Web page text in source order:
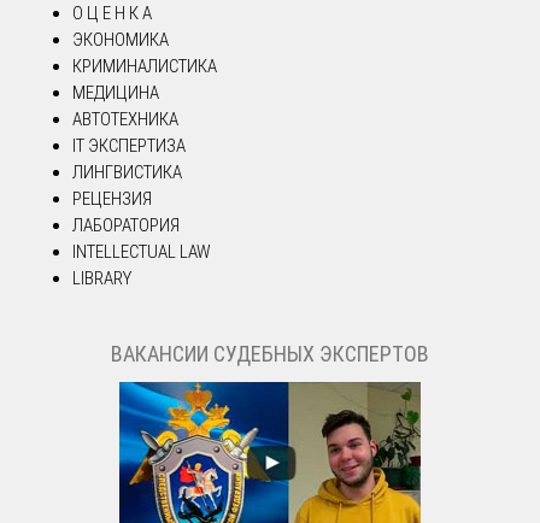
О Ц Е Н К А
ЭКОНОМИКА
КРИМИНАЛИСТИКА
МЕДИЦИНА
АВТОТЕХНИКА
IT ЭКСПЕРТИЗА
ЛИНГВИСТИКА
РЕЦЕНЗИЯ
ЛАБОРАТОРИЯ
INTELLECTUAL LAW
LIBRARY
ВАКАНСИИ СУДЕБНЫХ ЭКСПЕРТОВ